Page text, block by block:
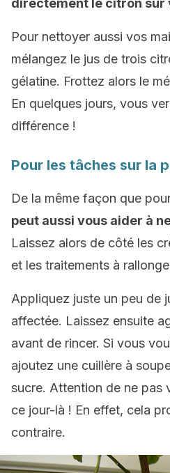
directement le citron sur
Pour nettoyer aussi vos
mélangez le jus de trois
gélatine. Frottez alors le
En quelques jours, vous
différence !
Pour les tâches sur la
De la même façon que
peut aussi vous aider à
Laissez alors de côté les
et les traitements à
Appliquez juste un peu de
affectée. Laissez ensuite
avant de rincer. Si vous
ajoutez une cuillère à
sucre. Attention de ne pas
ce jour-là ! En effet, cela
contraire.